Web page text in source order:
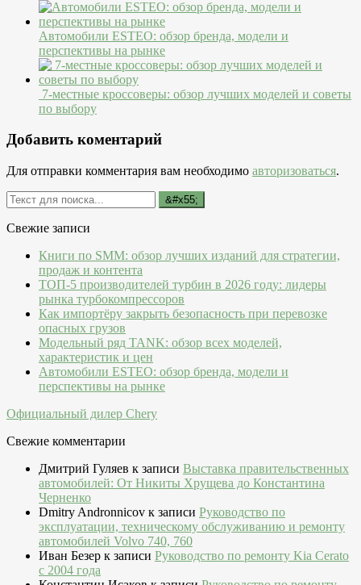
Автомобили ESTEO: обзор бренда, модели и
перспективы на рынке
7-местные кроссоверы: обзор лучших моделей и советы
по выбору
Добавить коментарий
Для отправки комментария вам необходимо авторизоваться.
Свежие записи
Книги по SMM: обзор лучших изданий для стратегии,
продаж и контента
ТОП-5 производителей турбин в 2026 году: лидеры
рынка турбокомпрессоров
Как импортёру закрыть безопасность при перевозке
опасных грузов
Модельный ряд TANK: обзор всех моделей,
характеристик и цен
Автомобили ESTEO: обзор бренда, модели и
перспективы на рынке
Официальный дилер Chery
Свежие комментарии
Дмитрий Гуляев к записи Выставка правительственных
автомобилей: От Никиты Хрущева до Константина
Черненко
Dmitry Andronnicov к записи Руководство по
эксплуатации, техническому обслуживанию и ремонту
автомобилей Volvo 740, 760
Иван Безер к записи Руководство по ремонту Kia Cerato
c 2004 года